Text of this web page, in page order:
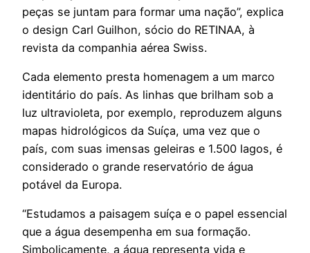
peças se juntam para formar uma nação”, explica
o design Carl Guilhon, sócio do RETINAA, à
revista da companhia aérea Swiss.
Cada elemento presta homenagem a um marco
identitário do país. As linhas que brilham sob a
luz ultravioleta, por exemplo, reproduzem alguns
mapas hidrológicos da Suíça, uma vez que o
país, com suas imensas geleiras e 1.500 lagos, é
considerado o grande reservatório de água
potável da Europa.
“Estudamos a paisagem suíça e o papel essencial
que a água desempenha em sua formação.
Simbolicamente, a água representa vida e